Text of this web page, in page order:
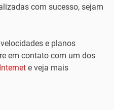
com sucesso, sejam
e planos
em contato com um dos
e veja mais